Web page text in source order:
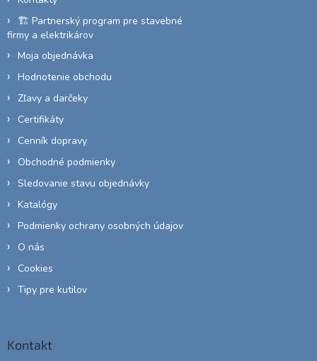
🏗️ Partnerský program pre stavebné
firmy a elektrikárov
Moja objednávka
Hodnotenie obchodu
Zľavy a darčeky
Certifikáty
Cenník dopravy
Obchodné podmienky
Sledovanie stavu objednávky
Katalógy
Podmienky ochrany osobných údajov
O nás
Cookies
Tipy pre kutilov
Kontakt